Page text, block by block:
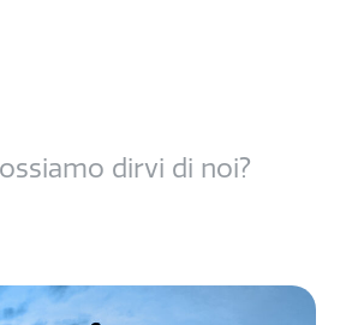
dirvi di noi?